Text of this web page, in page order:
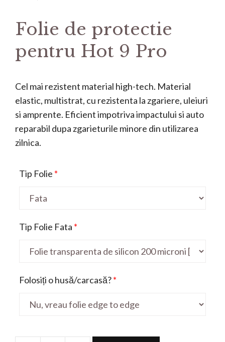
Folie de protectie
pentru Hot 9 Pro
Cel mai rezistent material high-tech. Material
elastic, multistrat, cu rezistenta la zgariere, uleiuri
si amprente. Eficient impotriva impactului si auto
reparabil dupa zgarieturile minore din utilizarea
zilnica.
Tip Folie *
Tip Folie Fata *
Folosiți o husă/carcasă?*